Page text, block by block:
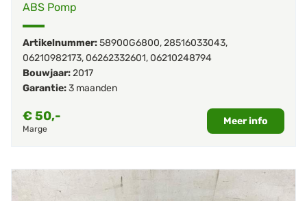
ABS Pomp
Artikelnummer:58900G6800,28516033043,
06210982173,06262332601,06210248794
Bouwjaar:2017
Garantie:3 maanden
€50,-
Marge
Meer info